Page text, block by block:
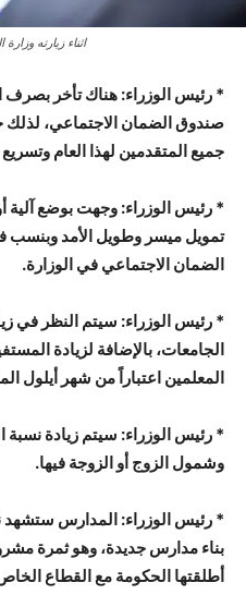
اثناء زيارته
* رئيس الوزراء: هناك تأخر بصرف
صندوق الضمان الاجتماعي، لذلك
جميع المتقدمين لهذا العام
* رئيس الوزراء: وجهت بوضع
تمويل ميسر وطويل الأمد
الضمان الاجتماعي في الوزارة.
* رئيس الوزراء: سيتم النظر في
الجامعات، بالإضافة لزيادة
المعلمين اعتباراً من شهر أيلول
* رئيس الوزراء: سيتم زيادة نسبة
وشمول الزوج أو الزوجة فيها.
* رئيس الوزراء: المدارس ستشهد
بناء مدارس جديدة، وهو ثمرة
أطلقتها الحكومة مع القطاع